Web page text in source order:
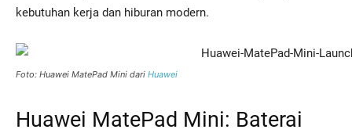
kebutuhan kerja dan hiburan modern.
Foto: Huawei MatePad Mini dari Huawei
Huawei MatePad Mini: Baterai